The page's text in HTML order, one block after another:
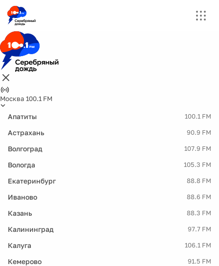
Москва 100.1 FM
Апатиты 100.1 FM
Астрахань 90.9 FM
Волгоград 107.9 FM
Вологда 105.3 FM
Екатеринбург 88.8 FM
Иваново 88.6 FM
Казань 88.3 FM
Калининград 97.7 FM
Калуга 106.1 FM
Кемерово 91.5 FM